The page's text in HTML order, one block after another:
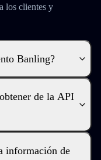
los clientes y
Banling?
de la API
información de